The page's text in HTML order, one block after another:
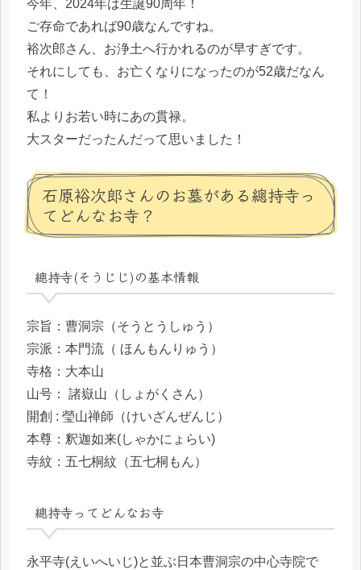
今年、2024年は生誕90周年！
ご存命であれば90歳なんですね。
裕次郎さん、お浄土へ行かれるのが早すぎです。
それにしても、お亡くなりになったのが52歳だなん
て！
私よりお若い時にあの貫禄。
大スターだったんだって思いました！
石原裕次郎さんのお墓がある總持寺っ
てどんなお寺？
總持寺(そうじじ)の基本情報
宗旨：曹洞宗（そうとうしゅう）
宗派：本門流（ ほんもんりゅう）
寺格：大本山
山号： 諸嶽山（しょがくさん）
開創 : 瑩山禅師（けいざんぜんじ）
本尊：釈迦如来(しゃかにょらい)
寺紋：五七桐紋（五七桐もん）
總持寺ってどんなお寺
永平寺(えいへいじ)と並ぶ日本曹洞宗の中心寺院で